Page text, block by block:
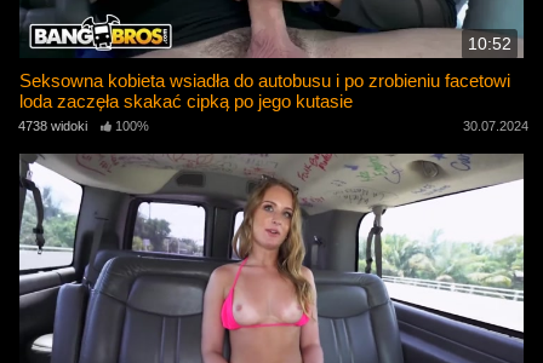
10:52
Seksowna kobieta wsiadła do autobusu i po zrobieniu facetowi
loda zaczęła skakać cipką po jego kutasie
4738 widoki 100% 30.07.2024